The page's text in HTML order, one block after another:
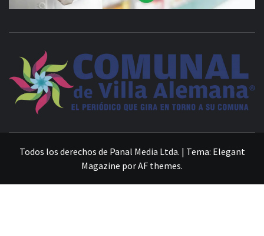
Todos los derechos de Panal Media Ltda. | Tema: Elegant
Magazine porAF themes.